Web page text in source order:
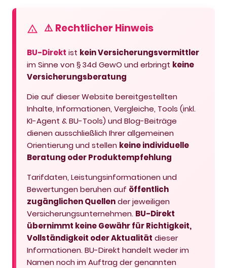
⚠️ Rechtlicher Hinweis
BU-Direkt ist kein Versicherungsvermittler
im Sinne von § 34d GewO und erbringt keine
Versicherungsberatung
Die auf dieser Website bereitgestellten
Inhalte, Informationen, Vergleiche, Tools (inkl.
KI-Agent & BU-Tools) und Blog-Beiträge
dienen ausschließlich Ihrer allgemeinen
Orientierung und stellen keine individuelle
Beratung oder Produktempfehlung
Tarifdaten, Leistungsinformationen und
Bewertungen beruhen auf öffentlich
zugänglichen Quellender jeweiligen
Versicherungsunternehmen. BU-Direkt
übernimmt keine Gewähr für Richtigkeit,
Vollständigkeit oder Aktualität dieser
Informationen. BU-Direkt handelt weder im
Namen noch im Auftrag der genannten